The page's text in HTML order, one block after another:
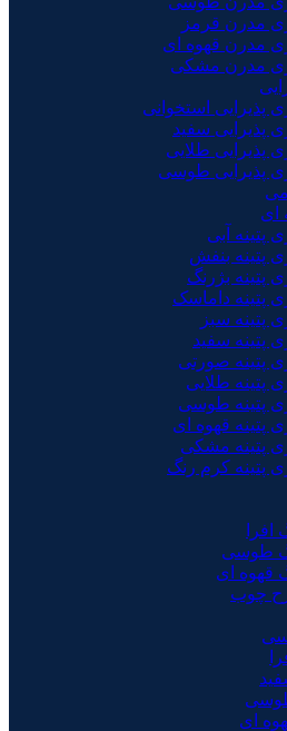
مدرن قرمز
مدرن قهوه ای
مدرن مشکی
پذیرایی استخوانی
پذیرایی سفید
پذیرایی طلایی
پذیرایی طوسی
ای
پتینه آبی
پتینه بنفش
پتینه بژرنگ
پتینه داماسک
پتینه سبز
پتینه سفید
پتینه صورتی
پتینه طلایی
پتینه طوسی
پتینه قهوه ای
پتینه مشکی
پتینه کرم رنگ
طوسی
قهوه ای
چوب
ای